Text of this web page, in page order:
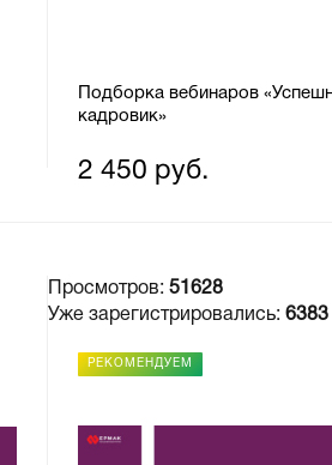
Подборка вебинаров
кадровик»
2 450 руб.
Просмотров: 51628
Уже зарегистрировались: 6383
РЕКОМЕНДУЕМ